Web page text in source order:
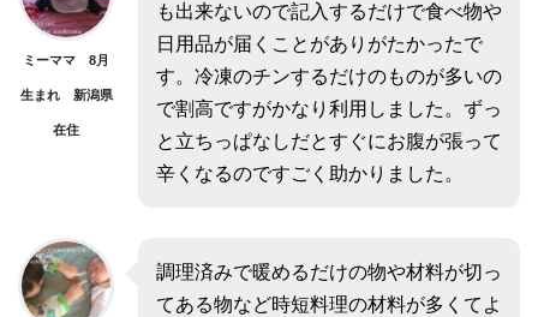
ミーママ 8月
生まれ 新潟県
在住
も出来ないので記入するだけで食べ物や
日用品が届くことがありがたかったで
す。冷凍のチンするだけのものが多いの
で割高ですがかなり利用しました。ずっ
と立ちっぱなしだとすぐにお腹が張って
辛くなるのですごく助かりました。
調理済みで暖めるだけの物や材料が切っ
てある物など時短料理の材料が多くてよ